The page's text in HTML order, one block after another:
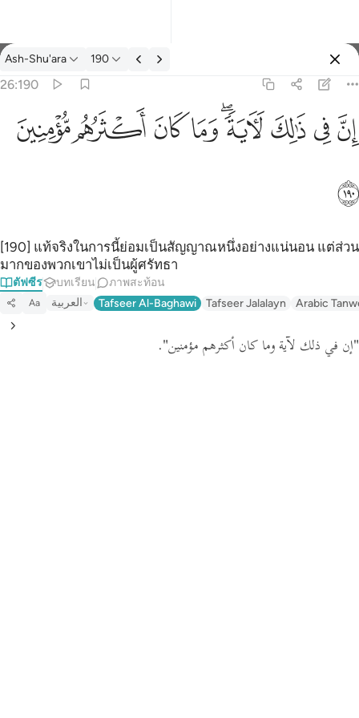
ตัฟซีร: Ash-Shu'ara 26:190
Ash-Shu'ara 190
26:190
ان في ذالك لاية وما كان اكثرهم مومنين ١٩٠
إِنَّ فِى ذَٰلِكَ لَـَٔايَةًۭ ۖ وَمَا كَانَ أَكْثَرُهُم مُّؤْمِنِينَ ١٩٠
ﱳﱴﱵﱶﱷﱸﱹﱺﱻ
ﱼ
[190] แท้จริงในการนี้ย่อมเป็นสัญญาณหนึ่งอย่างแน่นอน แต่ส่วน
มากของพวกเขาไม่เป็นผู้ศรัทธา
ตัฟซีร บทเรียน ภาพสะท้อน
Aa العربية Tafseer Al-Baghawi Tafseer Jalalayn Arabic
"إن في ذلك لآية وما كان أكثرهم مؤمنين".